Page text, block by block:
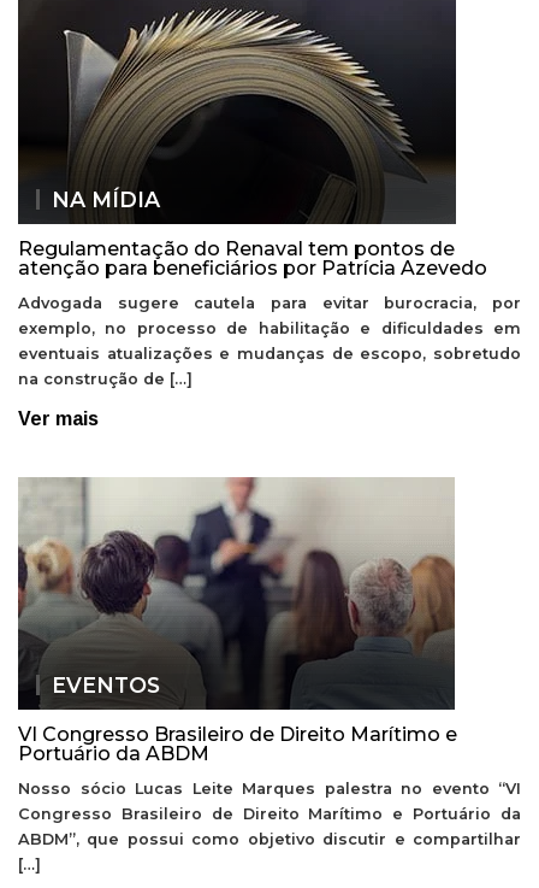
NA MÍDIA
Regulamentação do Renaval tem pontos de
atenção para beneficiários por Patrícia Azevedo
Advogada sugere cautela para evitar burocracia, por
exemplo, no processo de habilitação e dificuldades em
eventuais atualizações e mudanças de escopo, sobretudo
na construção de […]
Ver mais
EVENTOS
VI Congresso Brasileiro de Direito Marítimo e
Portuário da ABDM
Nosso sócio Lucas Leite Marques palestra no evento “VI
Congresso Brasileiro de Direito Marítimo e Portuário da
ABDM”, que possui como objetivo discutir e compartilhar
[…]